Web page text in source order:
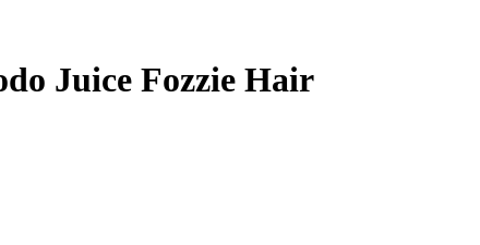
Juice Fozzie Hair